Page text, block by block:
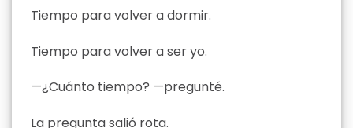
Tiempo para volver a dormir.
Tiempo para volver a ser yo.
—¿Cuánto tiempo? —pregunté.
La pregunta salió rota.